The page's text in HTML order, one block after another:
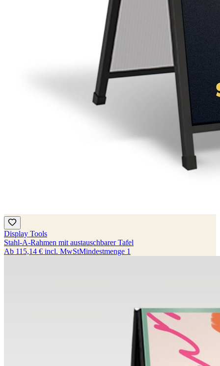
Display Tools
Stahl-A-Rahmen mit austauschbarer Tafel
Ab 115,14 € incl. MwStMindestmenge 1